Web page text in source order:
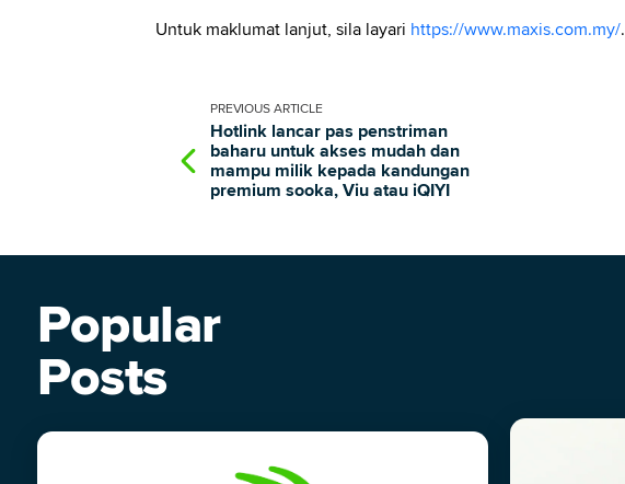
Untuk maklumat lanjut, sila layari https://www.maxis.com.my/.
PREVIOUS ARTICLE
Hotlink lancar pas penstriman
baharu untuk akses mudah dan
mampu milik kepada kandungan
premium sooka, Viu atau iQIYI
Popular
Posts